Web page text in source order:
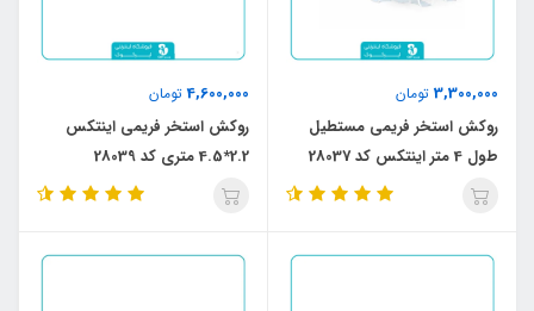
3,300,000 تومان
روکش استخر فریمی مستطیل
طول 4 متر اینتکس کد 28037
4,600,000تومان
روکش استخر فریمی اینتکس
2.2*4.5 متری کد 28039